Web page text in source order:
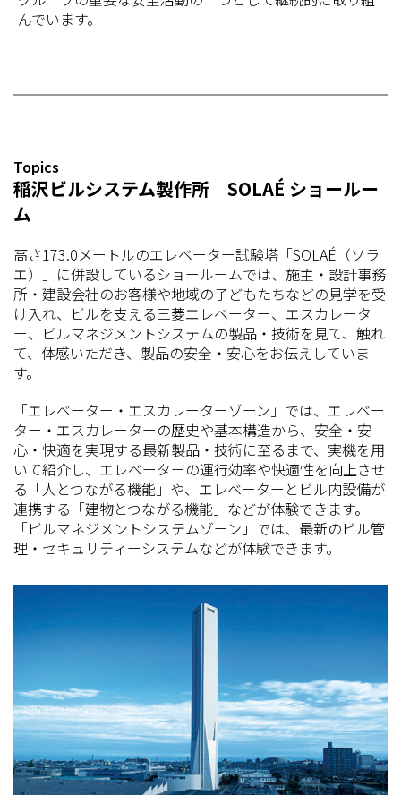
んでいます。
Topics
稲沢ビルシステム製作所 SOLAÉ ショールー
ム
高さ173.0メートルのエレベーター試験塔「SOLAÉ（ソラ
エ）」に併設しているショールームでは、施主・設計事務
所・建設会社のお客様や地域の子どもたちなどの見学を受
け入れ、ビルを支える三菱エレベーター、エスカレータ
ー、ビルマネジメントシステムの製品・技術を見て、触れ
て、体感いただき、製品の安全・安心をお伝えしていま
す。
「エレベーター・エスカレーターゾーン」では、エレベー
ター・エスカレーターの歴史や基本構造から、安全・安
心・快適を実現する最新製品・技術に至るまで、実機を用
いて紹介し、エレベーターの運行効率や快適性を向上させ
る「人とつながる機能」や、エレベーターとビル内設備が
連携する「建物とつながる機能」などが体験できます。
「ビルマネジメントシステムゾーン」では、最新のビル管
理・セキュリティーシステムなどが体験できます。